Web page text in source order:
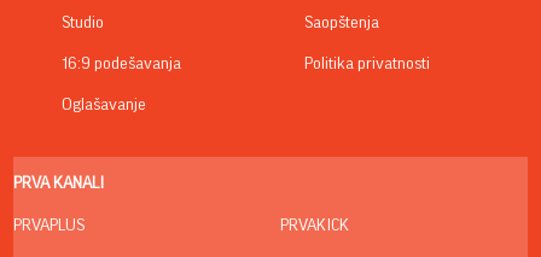
Studio
16:9 podešavanja
Oglašavanje
Saopštenja
Politika privatnosti
PRVA KANALI
PRVAPLUS PRVAKICK